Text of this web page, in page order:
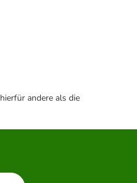
andere als die